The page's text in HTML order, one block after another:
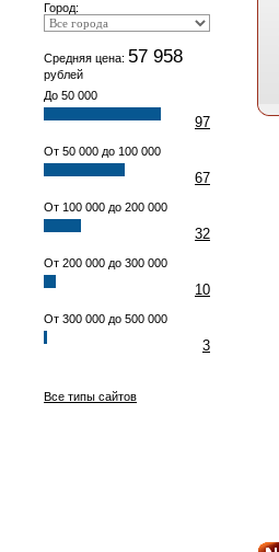
Город:
Средняя цена: 57 958
рублей
До 50 000
97
От 50 000 до 100 000
67
От 100 000 до 200 000
32
От 200 000 до 300 000
10
От 300 000 до 500 000
3
Все типы сайтов